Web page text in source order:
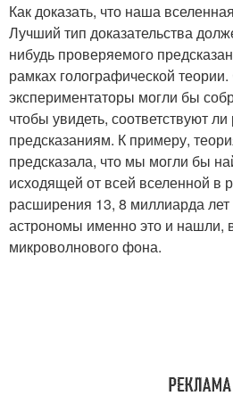
Как доказать, что наша
Лучший тип доказательства
нибудь проверяемого
рамках голографической
экспериментаторы могли бы
чтобы увидеть, соответствуют ли
предсказаниям. К примеру,
предсказала, что мы могли бы
исходящей от всей вселенной в
расширения 13, 8 миллиарда лет
астрономы именно это и нашли,
микроволнового фона.